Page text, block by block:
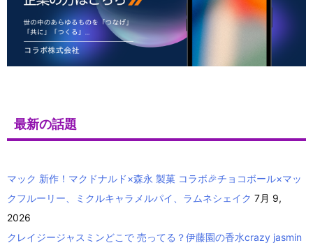
最新の話題
マック 新作！マクドナルド×森永 製菓 コラボ🎉チョコボール×マッ
クフルーリー、ミクルキャラメルパイ、ラムネシェイク 7月 9,
2026
クレイジージャスミンどこで 売ってる？伊藤園の香水crazy jasmin